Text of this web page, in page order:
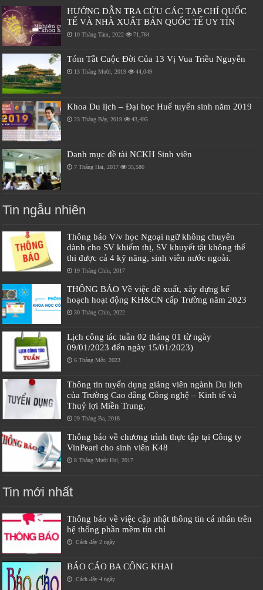
HƯỚNG DẪN TRA CỨU CÁC TẠP CHÍ QUỐC
TẾ VÀ NHÀ XUẤT BẢN QUỐC TẾ UY TÍN
10 Tháng Tám, 2022 71,764
Tóm Tắt Cuộc Đời Của 13 Vị Vua Triều Nguyễn
13 Tháng Mười, 2019 44,049
Khoa Du lịch – Đại học Huế tuyển sinh năm 2019
23 Tháng Bảy, 2019 43,495
Danh mục đề tài NCKH Sinh viên
7 Tháng Hai, 2017 35,586
Tin ngẫu nhiên
Thông báo V/v học Ngoại ngữ không chuyên
dành cho SV khiếm thị, SV khuyết tật không thể
thi được cả 4 kỹ năng, sinh viên nước ngoài.
19 Tháng Chín, 2017
THÔNG BÁO Về việc đề xuất, xây dựng kế
hoạch hoạt động KH&CN cấp Trường năm 2023
30 Tháng Chín, 2022
Lịch công tác tuần 02 tháng 01 từ ngày
09/01/2023 đến ngày 15/01/2023)
6 Tháng Một, 2023
Thông tin tuyển dụng giảng viên ngành Du lịch
của Trường Cao đẳng Công nghệ – Kinh tế và
Thuỷ lợi Miền Trung.
29 Tháng Ba, 2018
Thông báo về chương trình thực tập tại Công ty
VinPearl cho sinh viên K48
8 Tháng Mười Hai, 2017
Tin mới nhất
Thông báo về việc cập nhật thông tin cá nhân trên
hệ thống phần mềm tín chỉ
Cách đây 2 ngày
BÁO CÁO BA CÔNG KHAI
Cách đây 4 ngày